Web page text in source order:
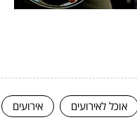
אוכל לאירועים אירועים